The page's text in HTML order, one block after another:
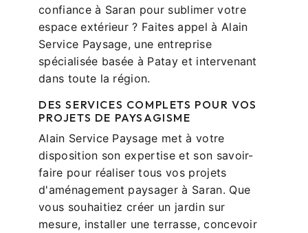
confiance à Saran pour sublimer votre
espace extérieur ? Faites appel à Alain
Service Paysage, une entreprise
spécialisée basée à Patay et intervenant
dans toute la région.
DES SERVICES COMPLETS POUR VOS
PROJETS DE PAYSAGISME
Alain Service Paysage met à votre
disposition son expertise et son savoir-
faire pour réaliser tous vos projets
d'aménagement paysager à Saran. Que
vous souhaitiez créer un jardin sur
mesure, installer une terrasse, concevoir